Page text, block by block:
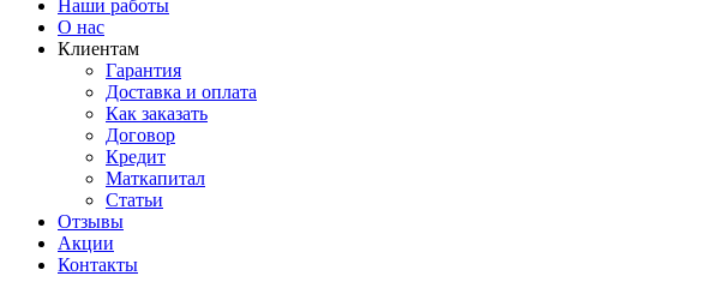
Наши работы
О нас
Клиентам
Гарантия
Доставка и оплата
Как заказать
Договор
Кредит
Маткапитал
Статьи
Отзывы
Акции
Контакты